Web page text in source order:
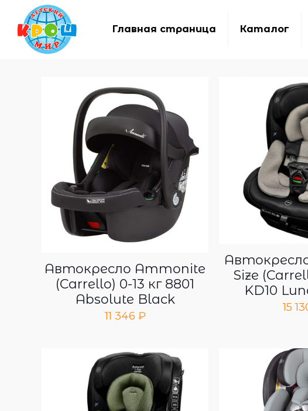
Главная страница Каталог
Автокресло Ammonite
(Carrello) 0-13 кг 8801
Absolute Black
11 346 ₽
Size
KD10
15